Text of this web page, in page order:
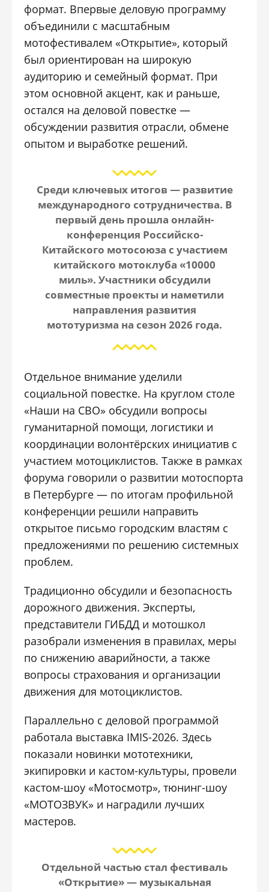
формат. Впервые деловую программу
объединили с масштабным
мотофестивалем «Открытие», который
был ориентирован на широкую
аудиторию и семейный формат. При
этом основной акцент, как и раньше,
остался на деловой повестке —
обсуждении развития отрасли, обмене
опытом и выработке решений.
Среди ключевых итогов — развитие
международного сотрудничества. В
первый день прошла онлайн-
конференция Российско-
Китайского мотосоюза с участием
китайского мотоклуба «10000
миль». Участники обсудили
совместные проекты и наметили
направления развития
мототуризма на сезон 2026 года.
Отдельное внимание уделили
социальной повестке. На круглом столе
«Наши на СВО» обсудили вопросы
гуманитарной помощи, логистики и
координации волонтёрских инициатив с
участием мотоциклистов. Также в рамках
форума говорили о развитии мотоспорта
в Петербурге — по итогам профильной
конференции решили направить
открытое письмо городским властям с
предложениями по решению системных
проблем.
Традиционно обсудили и безопасность
дорожного движения. Эксперты,
представители ГИБДД и мотошкол
разобрали изменения в правилах, меры
по снижению аварийности, а также
вопросы страхования и организации
движения для мотоциклистов.
Параллельно с деловой программой
работала выставка IMIS-2026. Здесь
показали новинки мототехники,
экипировки и кастом-культуры, провели
кастом-шоу «Мотосмотр», тюнинг-шоу
«МОТОЗВУК» и наградили лучших
мастеров.
Отдельной частью стал фестиваль
«Открытие» — музыкальная